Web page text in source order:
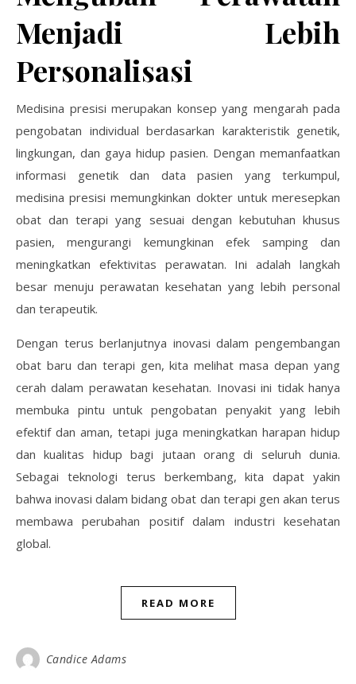
Menjadi Lebih
Personalisasi
Medisina presisi merupakan konsep yang mengarah pada
pengobatan individual berdasarkan karakteristik genetik,
lingkungan, dan gaya hidup pasien. Dengan memanfaatkan
informasi genetik dan data pasien yang terkumpul,
medisina presisi memungkinkan dokter untuk meresepkan
obat dan terapi yang sesuai dengan kebutuhan khusus
pasien, mengurangi kemungkinan efek samping dan
meningkatkan efektivitas perawatan. Ini adalah langkah
besar menuju perawatan kesehatan yang lebih personal
dan terapeutik.
Dengan terus berlanjutnya inovasi dalam pengembangan
obat baru dan terapi gen, kita melihat masa depan yang
cerah dalam perawatan kesehatan. Inovasi ini tidak hanya
membuka pintu untuk pengobatan penyakit yang lebih
efektif dan aman, tetapi juga meningkatkan harapan hidup
dan kualitas hidup bagi jutaan orang di seluruh dunia.
Sebagai teknologi terus berkembang, kita dapat yakin
bahwa inovasi dalam bidang obat dan terapi gen akan terus
membawa perubahan positif dalam industri kesehatan
global.
READ MORE
Candice Adams